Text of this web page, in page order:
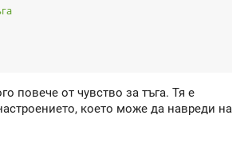
повече от чувство за тъга. Тя е
което може да навреди на